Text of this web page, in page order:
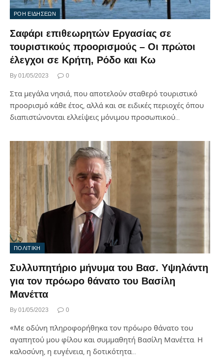
ΡΟΗ ΕΙΔΗΣΕΩΝ
Σαφάρι επιθεωρητών Εργασίας σε
τουριστικούς προορισμούς – Οι πρώτοι
έλεγχοι σε Κρήτη, Ρόδο και Κω
By 01/05/2023 0
Στα μεγάλα νησιά, που αποτελούν σταθερό τουριστικό
προορισμό κάθε έτος, αλλά και σε ειδικές περιοχές όπου
διαπιστώνονται ελλείψεις μόνιμου προσωπικού…
ΠΟΛΙΤΙΚΗ
Συλλυπητήριο μήνυμα του Βασ. Υψηλάντη
για τον πρόωρο θάνατο του Βασίλη
Μανέττα
By 01/05/2023 0
«Με οδύνη πληροφορήθηκα τον πρόωρο θάνατο του
αγαπητού μου φίλου και συμμαθητή Βασίλη Μανέττα. Η
καλοσύνη, η ευγένεια, η δοτικότητα…